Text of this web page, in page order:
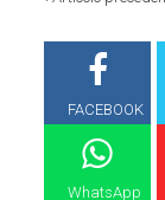
FACEBOOK
WhatsApp